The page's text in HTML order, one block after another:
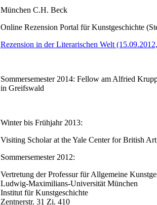
München C.H. Beck
Online Rezension Portal für Kunstgeschichte
Rezension in der Literarischen Welt
Sommersemester 2014: Fellow am Alfried
in Greifswald
Winter bis Frühjahr 2013:
Visiting Scholar at the Yale Center for British
Sommersemester 2012:
Vertretung der Professur für Allgemeine
Ludwig-Maximilians-Universität München
Institut für Kunstgeschichte
Zentnerstr. 31 Zi. 410